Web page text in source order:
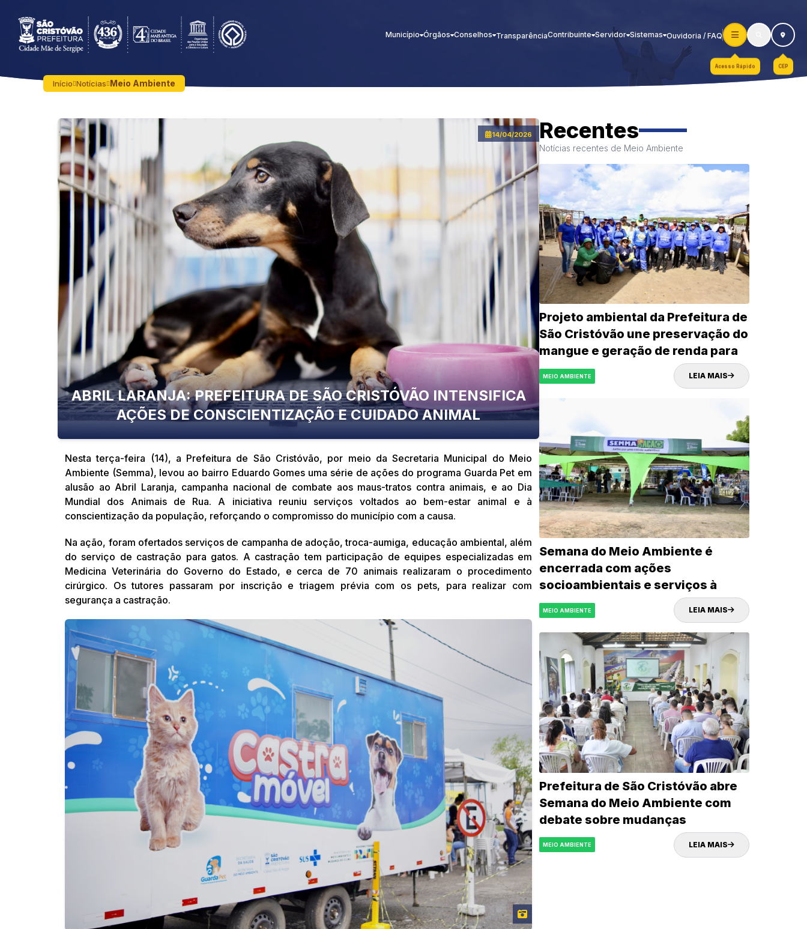
Município Órgãos Conselhos TransparênciaContribuinte Servidor Sistemas Ouvidoria / FAQ
Acesso Rápido CEP
Início Notícias Meio Ambiente
14/04/2026
ABRIL LARANJA: PREFEITURA DE SÃO CRISTÓVÃO INTENSIFICA
AÇÕES DE CONSCIENTIZAÇÃO E CUIDADO ANIMAL
Nesta terça-feira (14), a Prefeitura de São Cristóvão, por meio da Secretaria Municipal do Meio
Ambiente (Semma), levou ao bairro Eduardo Gomes uma série de ações do programa Guarda Pet em
alusão ao Abril Laranja, campanha nacional de combate aos maus-tratos contra animais, e ao Dia
Mundial dos Animais de Rua. A iniciativa reuniu serviços voltados ao bem-estar animal e à
conscientização da população, reforçando o compromisso do município com a causa.
Na ação, foram ofertados serviços de campanha de adoção, troca-aumiga, educação ambiental, além
do serviço de castração para gatos. A castração tem participação de equipes especializadas em
Medicina Veterinária do Governo do Estado, e cerca de 70 animais realizaram o procedimento
cirúrgico. Os tutores passaram por inscrição e triagem prévia com os pets, para realizar com
segurança a castração.
Recentes
Notícias recentes de Meio Ambiente
Projeto ambiental da Prefeitura de
São Cristóvão une preservação do
mangue e geração de renda para
trabalhadores ribeirinhos e
catadores de recicláveis
MEIO AMBIENTE LEIA MAIS
Semana do Meio Ambiente é
encerrada com ações
socioambientais e serviços à
população em São Cristóvão
MEIO AMBIENTE LEIA MAIS
Prefeitura de São Cristóvão abre
Semana do Meio Ambiente com
debate sobre mudanças
climáticas
MEIO AMBIENTE LEIA MAIS